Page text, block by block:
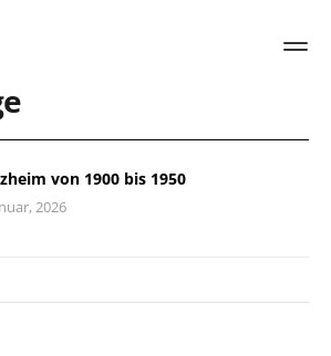
von 1900 bis 1950
2026